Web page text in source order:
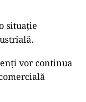
situație
vor continua